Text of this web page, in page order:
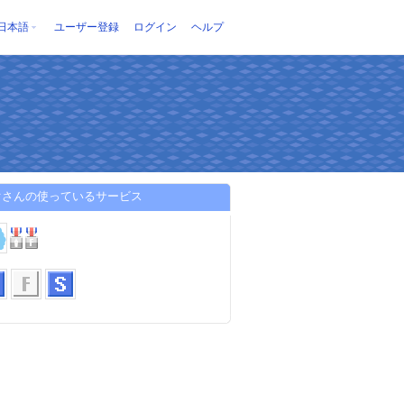
本語 ユーザー登録 ログイン ヘルプ
んの使っているサービス